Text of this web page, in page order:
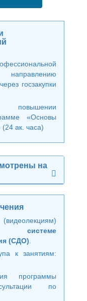
госзакупки
«Основы
ак. часа)
на
в системе
(СДО)
к занятиям:
программы
по